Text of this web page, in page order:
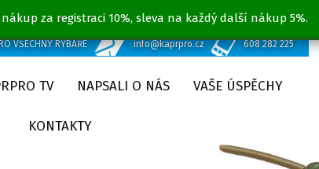
za registraci 10%, sleva na každý další nákup 5%.
VŠECHNY RYBÁŘE info@kaprpro.cz 608 282 225
TV NAPSALI O NÁS VAŠE ÚSPĚCHY
KONTAKTY